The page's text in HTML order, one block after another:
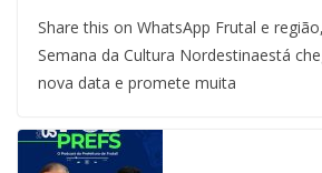
Share this on WhatsApp Frutal e
Semana da Cultura Nordestinaestá
nova data e promete muita